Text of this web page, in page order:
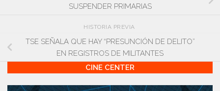
SUSPENDER PRIMARIAS
HISTORIA PREVIA
TSE SEÑALA QUE HAY “PRESUNCIÓN DE DELITO”
EN REGISTROS DE MILITANTES
CINE CENTER